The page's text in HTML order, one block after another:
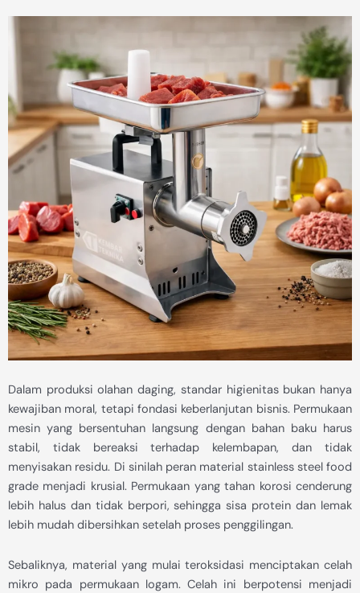
Dalam produksi olahan daging, standar higienitas bukan hanya
kewajiban moral, tetapi fondasi keberlanjutan bisnis. Permukaan
mesin yang bersentuhan langsung dengan bahan baku harus
stabil, tidak bereaksi terhadap kelembapan, dan tidak
menyisakan residu. Di sinilah peran material stainless steel food
grade menjadi krusial. Permukaan yang tahan korosi cenderung
lebih halus dan tidak berpori, sehingga sisa protein dan lemak
lebih mudah dibersihkan setelah proses penggilingan.
Sebaliknya, material yang mulai teroksidasi menciptakan celah
mikro pada permukaan logam. Celah ini berpotensi menjadi